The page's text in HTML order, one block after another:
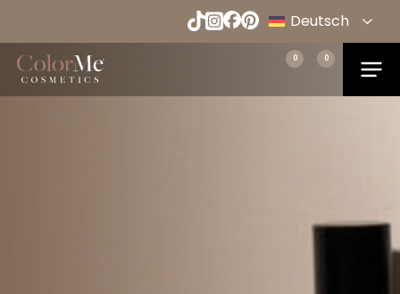
English
Español
Deutsch
Français
Home 0 0